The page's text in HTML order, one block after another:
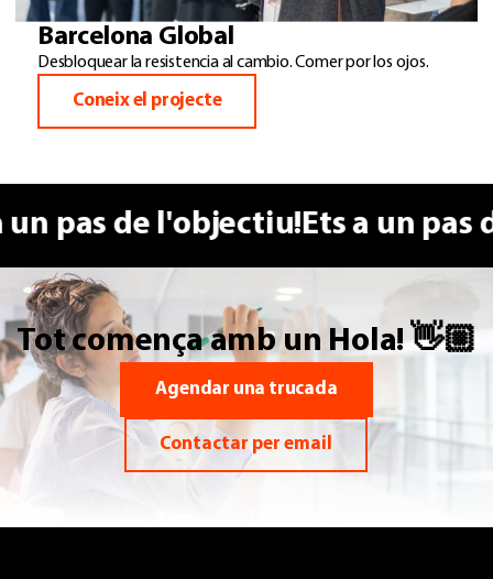
Barcelona Global
Desbloquear la resistencia al cambio. Comer por los ojos.
Coneix el projecte
pas de l'objectiu!Ets a un pas
Tot comença amb un Hola! 👋🏼
Agendar una trucada
Contactar per email